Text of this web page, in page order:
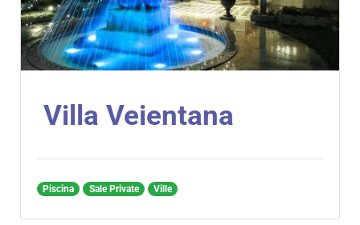
Villa Veientana
Piscina Sale Private Ville